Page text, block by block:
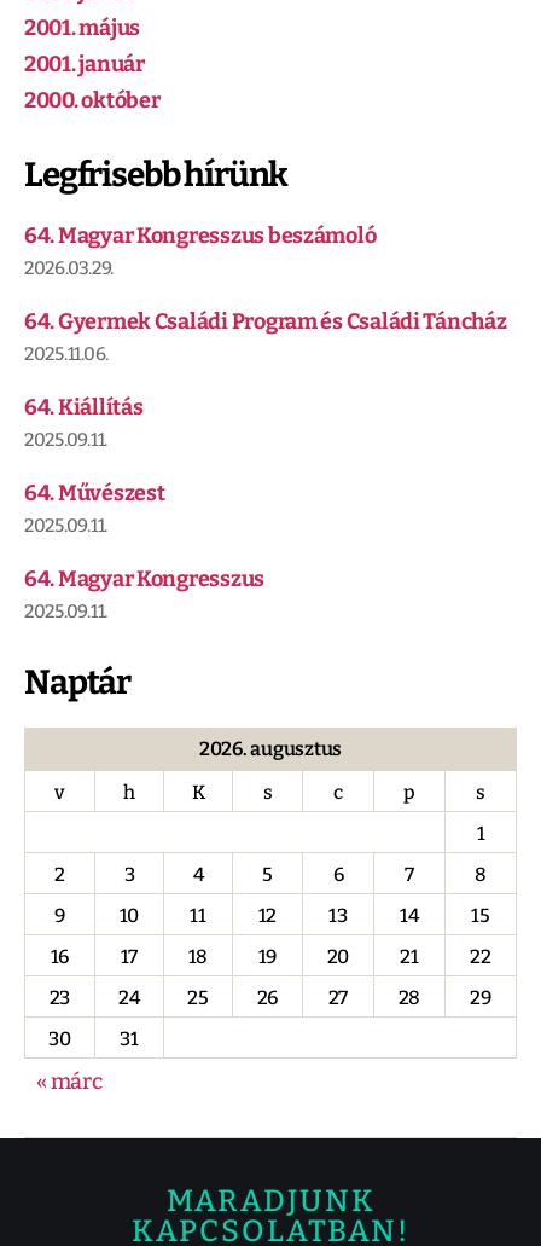
2001. május
2001. január
2000. október
Legfrisebb hírünk
64. Magyar Kongresszus beszámoló
2026.03.29.
64. Gyermek Családi Program és Családi Táncház
2025.11.06.
64. Kiállítás
2025.09.11.
64. Művészest
2025.09.11.
64. Magyar Kongresszus
2025.09.11.
Naptár
2026. augusztus
v
h K s c p
s
1
2
3 4 5 6 7
8
9
10 11 12 13 14
15
16
17 18 19 20 21
22
23
24 25 26 27 28
29
30
31
« márc
MARADJUNK
KAPCSOLATBAN!